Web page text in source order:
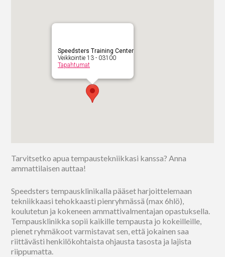
Speedsters Training Center
Veikkointie 13 - 03100
Tapahtumat
Tarvitsetko apua tempaustekniikkasi kanssa? Anna
ammattilaisen auttaa!
Speedsters tempausklinikalla pääset harjoittelemaan
tekniikkaasi tehokkaasti pienryhmässä (max 6hlö),
koulutetun ja kokeneen ammattivalmentajan opastuksella.
Tempausklinikka sopii kaikille tempausta jo kokeilleille,
pienet ryhmäkoot varmistavat sen, että jokainen saa
riittävästi henkilökohtaista ohjausta tasosta ja lajista
riippumatta.